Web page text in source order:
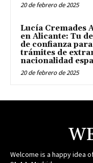
20 de febrero de 2025
Lucía Cremades
en Alicante: Tu
de confianza para
trámites de
nacionalidad
20 de febrero de 2025
Welcome is a happy idea of